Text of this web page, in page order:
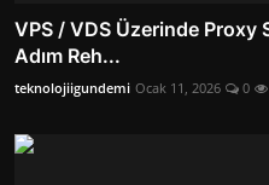
VPS / VDS Üzerinde Proxy
Adım Reh...
teknolojiigundemi Ocak 11, 2026 0